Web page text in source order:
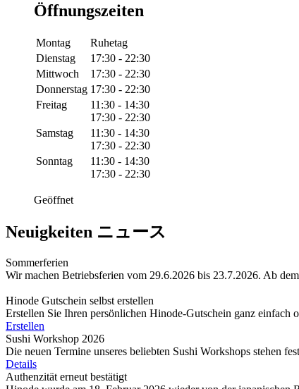
Öffnungszeiten
Montag
Ruhetag
Dienstag
17:30 - 22:30
Mittwoch
17:30 - 22:30
Donnerstag 17:30 - 22:30
Freitag
11:30 - 14:30
17:30 - 22:30
Samstag
11:30 - 14:30
17:30 - 22:30
Sonntag
11:30 - 14:30
17:30 - 22:30
Geöffnet
Neuigkeiten ニュース
Sommerferien
Wir machen Betriebsferien vom 29.6.2026 bis 23.7.2026. Ab
Hinode Gutschein selbst erstellen
Erstellen Sie Ihren persönlichen Hinode‑Gutschein ganz
Erstellen
Sushi Workshop 2026
Die neuen Termine unseres beliebten Sushi Workshops stehen
Details
Authenzität erneut bestätigt